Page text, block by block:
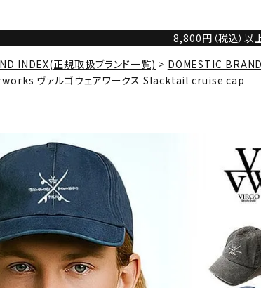
8,800円（税込）以
INDEX(正規取扱ブランド一覧) DOMESTIC
ヴァルゴウェアワークス Slacktail cruise cap